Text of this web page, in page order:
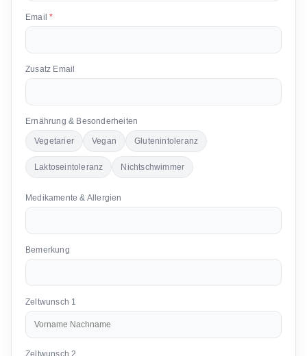
Email*
Zusatz Email
Ernährung & Besonderheiten
Vegetarier Vegan Glutenintoleranz
Laktoseintoleranz Nichtschwimmer
Medikamente & Allergien
Bemerkung
Zeltwunsch 1
Zeltwunsch 2